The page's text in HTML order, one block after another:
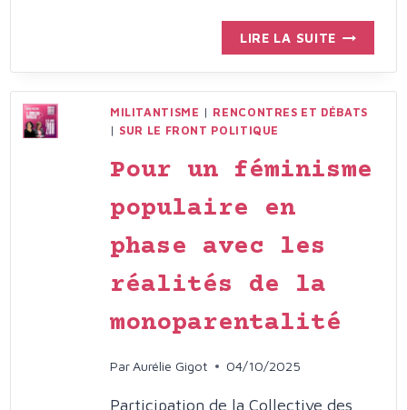
LIRE LA SUITE QUESTION
DE
SOCIÉTÉ
:
FEMMES,
MILITANTISME | RENCONTRES ET DÉBATS
| SUR LE FRONT POLITIQUE
Pour un féminisme
populaire en
phase avec les
réalités de la
monoparentalité
Par Aurélie Gigot 04/10/2025
Participation de la Collective des